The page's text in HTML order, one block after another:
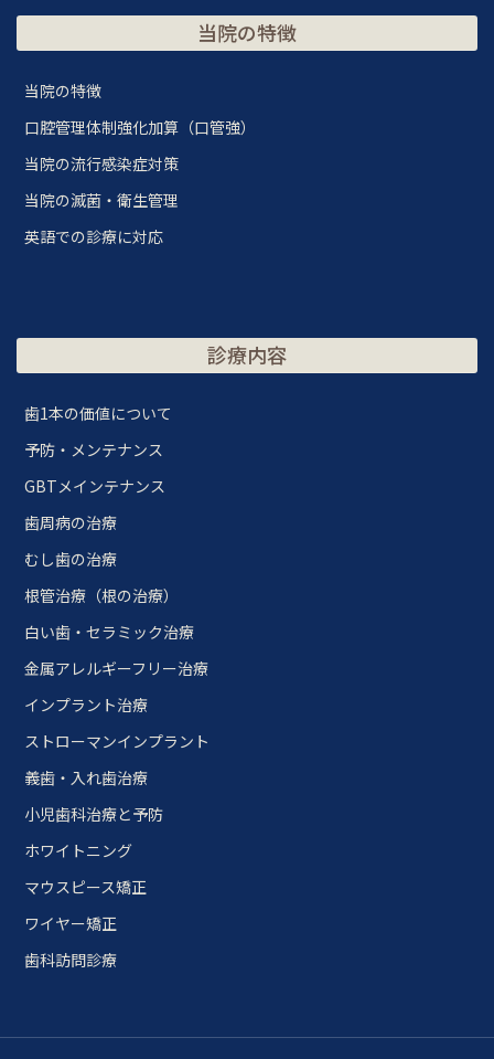
当院の特徴
当院の特徴
口腔管理体制強化加算（口管強）
当院の流行感染症対策
当院の滅菌・衛生管理
英語での診療に対応
診療内容
歯1本の価値について
予防・メンテナンス
GBTメインテナンス
歯周病の治療
むし歯の治療
根管治療（根の治療）
白い歯・セラミック治療
金属アレルギーフリー治療
インプラント治療
ストローマンインプラント
義歯・入れ歯治療
小児歯科治療と予防
ホワイトニング
マウスピース矯正
ワイヤー矯正
歯科訪問診療